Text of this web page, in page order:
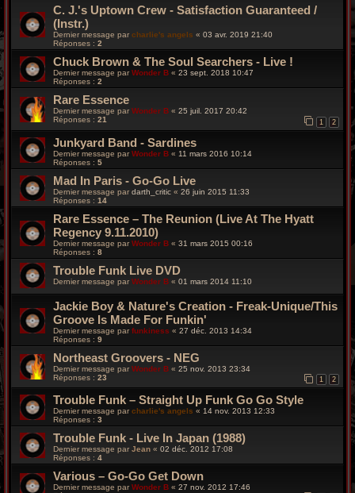
C. J.'s Uptown Crew - Satisfaction Guaranteed /
(Instr.)
Dernier message par charlie's angels « 03 avr. 2019 21:40
Réponses : 2
Chuck Brown & The Soul Searchers - Live !
Dernier message parWonder B « 23 sept. 2018 10:47
Réponses : 2
Rare Essence
Dernier message par Wonder B « 25 juil. 2017 20:42
Réponses : 21 1 2
Junkyard Band - Sardines
Dernier message parWonder B « 11 mars 2016 10:14
Réponses : 5
Mad In Paris - Go-Go Live
Dernier message par darth_critic « 26 juin 2015 11:33
Réponses : 14
Rare Essence – The Reunion (Live At The Hyatt
Regency 9.11.2010)
Dernier message par Wonder B « 31 mars 2015 00:16
Réponses : 8
Trouble Funk Live DVD
Dernier message par Wonder B « 01 mars 2014 11:10
Jackie Boy & Nature's Creation - Freak-Unique/This
Groove Is Made For Funkin'
Dernier message par funkiness « 27 déc. 2013 14:34
Réponses : 9
Northeast Groovers - NEG
Dernier message par Wonder B « 25 nov. 2013 23:34
Réponses : 23 1 2
Trouble Funk – Straight Up Funk Go Go Style
Dernier message parcharlie's angels « 14 nov. 2013 12:33
Réponses : 3
Trouble Funk - Live In Japan (1988)
Dernier message par Jean « 02 déc. 2012 17:08
Réponses : 4
Various – Go-Go Get Down
Dernier message parWonder B « 27 nov. 2012 17:46